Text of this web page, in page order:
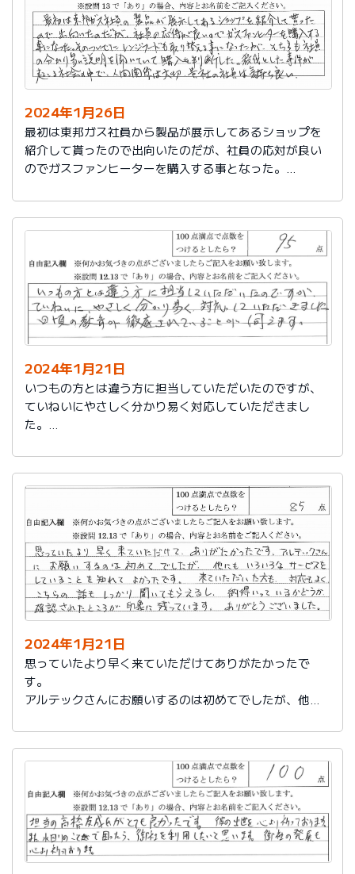
2024年1月26日
最初は東邦ガス社員から製品が展示してあるショップを
紹介して貰ったので出向いたのだが、社員の応対が良い
のでガスファンヒーターを購入する事となった。
そちらも社員の分かり易い説明を聞いていて購入を判断
した。
殺伐とした事件が起こる社会の中で、人間関係は大切。
貴社の社員は気持ち良い。
2024年1月21日
いつもの方とは違う方に担当していただいたのですが、
ていねいにやさしく分かり易く対応していただきまし
た。
2024年1月21日
思っていたより早く来ていただけてありがたかったで
す。
アルテックさんにお願いするのは初めてでしたが、他に
です。
来ていただいた方も対応もよく、こちらの話をしっかり
聞いてもらえるし、納得いっているかどうか確認された
ところが印象に残っています。ありがとうございまし